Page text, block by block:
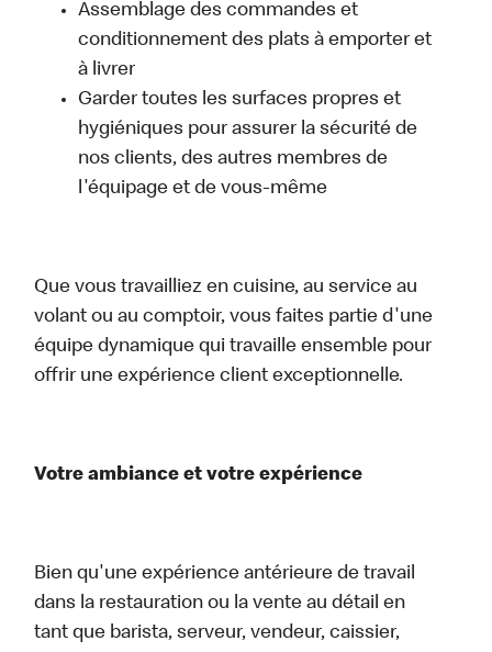
Assemblage des commandes et
conditionnement des plats à emporter et
à livrer
Garder toutes les surfaces propres et
hygiéniques pour assurer la sécurité de
nos clients, des autres membres de
l'équipage et de vous-même
Que vous travailliez en cuisine, au service au
volant ou au comptoir, vous faites partie d'une
équipe dynamique qui travaille ensemble pour
offrir une expérience client exceptionnelle.
Votre ambiance et votre expérience
Bien qu'une expérience antérieure de travail
dans la restauration ou la vente au détail en
tant que barista, serveur, vendeur, caissier,